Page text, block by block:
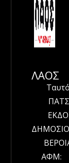
ΛΑΟΣ
ΑΦΜ: